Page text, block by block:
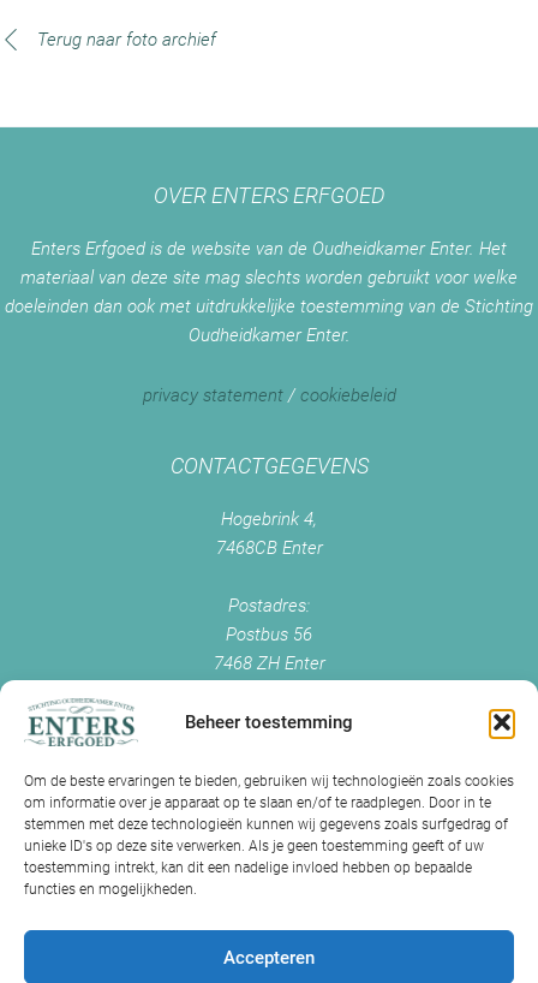
Beheer toestemming
Om de beste ervaringen te bieden, gebruiken wij technologieën zoals cookies
om informatie over je apparaat op te slaan en/of te raadplegen. Door in te
stemmen met deze technologieën kunnen wij gegevens zoals surfgedrag of
unieke ID's op deze site verwerken. Als je geen toestemming geeft of uw
toestemming intrekt, kan dit een nadelige invloed hebben op bepaalde
functies en mogelijkheden.
Accepteren
Terug naar foto archief
OVER ENTERS ERFGOED
Enters Erfgoed is de website van de Oudheidkamer Enter. Het
materiaal van deze site mag slechts worden gebruikt voor welke
doeleinden dan ook met uitdrukkelijke toestemming van de Stichting
Oudheidkamer Enter.
privacy statement/cookiebeleid
CONTACTGEGEVENS
Hogebrink 4,
7468CB Enter
Postadres:
Postbus 56
7468 ZH Enter
info@enterserfgoed.nl
IK HEB OUDE FOTO'S
Is Historisch Enter daarin geïnteresseerd?
Jazeker! Hebt u oude foto’s of videos van Enter? Dan kunt u contact
met ons opnemen.